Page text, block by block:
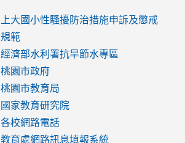
to
https://www.youtube.com/watch?
v=hC_gdZndU9s
to
https://www.youtube.com/watch?
v=hC_gdZndU9s
link
to
https://www.youtube.com/watch?
v=mfpNykQ0g4M
上大國小性騷擾防治措施申訴及懲戒
規範
經濟部水利署抗旱節水專區
桃園市政府
桃園市教育局
國家教育研究院
各校網路電話
教育處網路訊息填報系統